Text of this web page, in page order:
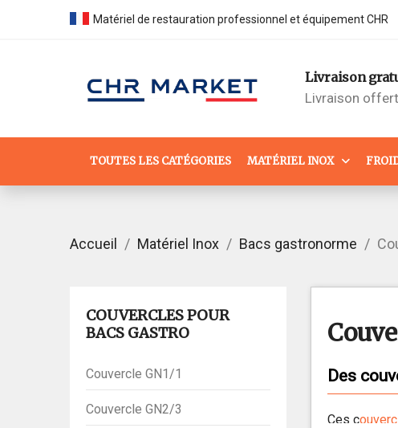
Matériel de restauration professionnel et équipement CHR
Livraison
Livraison
TOUTES LES CATÉGORIES MATÉRIEL INOX
Accueil Matériel Inox Bacs gastronorme
COUVERCLES POUR
BACS GASTRO
Couvercle GN1/1
Couvercle GN2/3
Des
Ces c